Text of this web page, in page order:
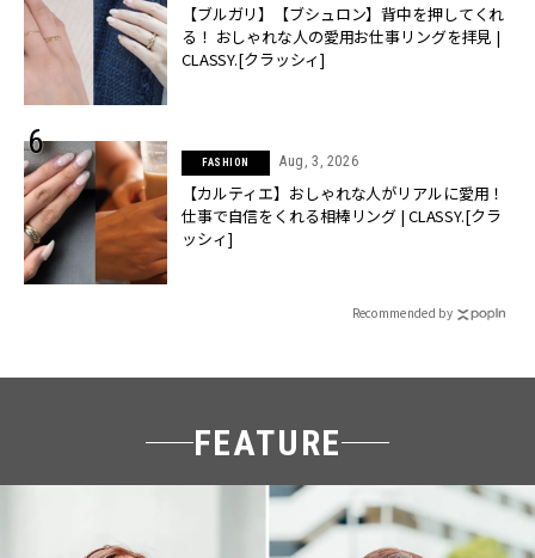
【ブルガリ】【ブシュロン】背中を押してくれ
る！ おしゃれな人の愛用お仕事リングを拝見 |
CLASSY.[クラッシィ]
FASHION Aug, 3, 2026
【カルティエ】おしゃれな人がリアルに愛用！
仕事で自信をくれる相棒リング | CLASSY.[クラ
ッシィ]
Recommended by
FEATURE